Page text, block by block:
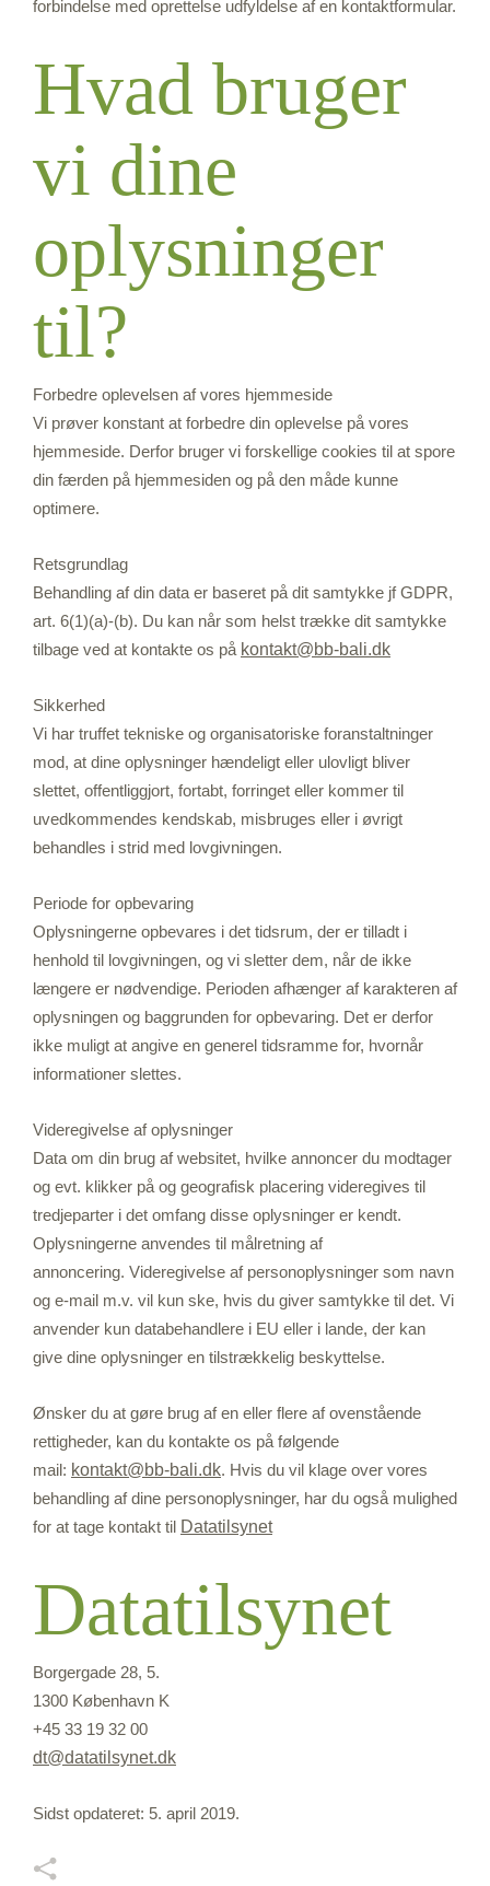
forbindelse med oprettelse udfyldelse af en kontaktformular.
Hvad bruger
vi dine
oplysninger
til?
Forbedre oplevelsen af vores hjemmeside
Vi prøver konstant at forbedre din oplevelse på vores
hjemmeside. Derfor bruger vi forskellige cookies til at spore
din færden på hjemmesiden og på den måde kunne
optimere.
Retsgrundlag
Behandling af din data er baseret på dit samtykke jf GDPR,
art. 6(1)(a)-(b). Du kan når som helst trække dit samtykke
tilbage ved at kontakte os på kontakt@bb-bali.dk
Sikkerhed
Vi har truffet tekniske og organisatoriske foranstaltninger
mod, at dine oplysninger hændeligt eller ulovligt bliver
slettet, offentliggjort, fortabt, forringet eller kommer til
uvedkommendes kendskab, misbruges eller i øvrigt
behandles i strid med lovgivningen.
Periode for opbevaring
Oplysningerne opbevares i det tidsrum, der er tilladt i
henhold til lovgivningen, og vi sletter dem, når de ikke
længere er nødvendige. Perioden afhænger af karakteren af
oplysningen og baggrunden for opbevaring. Det er derfor
ikke muligt at angive en generel tidsramme for, hvornår
informationer slettes.
Videregivelse af oplysninger
Data om din brug af websitet, hvilke annoncer du modtager
og evt. klikker på og geografisk placering videregives til
tredjeparter i det omfang disse oplysninger er kendt.
Oplysningerne anvendes til målretning af
annoncering. Videregivelse af personoplysninger som navn
og e-mail m.v. vil kun ske, hvis du giver samtykke til det. Vi
anvender kun databehandlere i EU eller i lande, der kan
give dine oplysninger en tilstrækkelig beskyttelse.
Ønsker du at gøre brug af en eller flere af ovenstående
rettigheder, kan du kontakte os på følgende
mail: kontakt@bb-bali.dk. Hvis du vil klage over vores
behandling af dine personoplysninger, har du også mulighed
for at tage kontakt til Datatilsynet
Datatilsynet
Borgergade 28, 5.
1300 København K
+45 33 19 32 00
dt@datatilsynet.dk
Sidst opdateret: 5. april 2019.